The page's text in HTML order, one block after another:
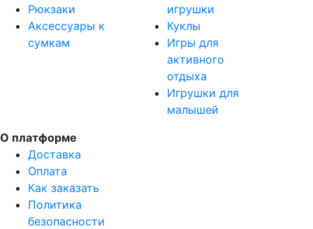
Рюкзаки
Аксессуары к
сумкам
игрушки
Куклы
Игры для
активного
отдыха
Игрушки для
малышей
О платформе
Доставка
Оплата
Как заказать
Политика
безопасности